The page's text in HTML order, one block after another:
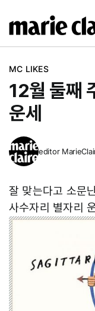
텐
MC LIKES
12월 둘째
운세
editor
잘 맞는다고 소문
사수자리 별자리